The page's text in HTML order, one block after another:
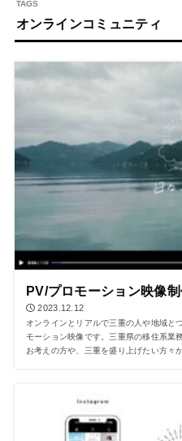
オンラインコミュニティ
PV/プロモーション映像制
2023.12.12
オンラインとリアルで三重の人や地域と
モーション映像です。三重県の移住系業
お考えの方や、三重を盛り上げたい方々